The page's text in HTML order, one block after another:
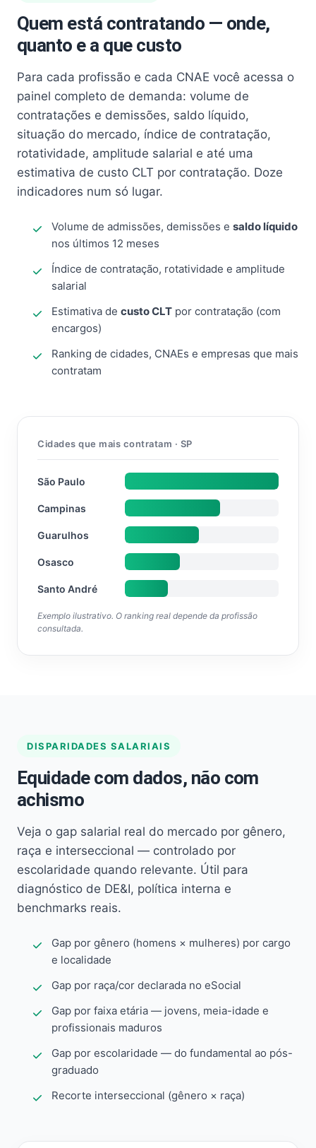
Quem está contratando — onde,
quanto e a que custo
Para cada profissão e cada CNAE você acessa o
painel completo de demanda: volume de
contratações e demissões, saldo líquido,
situação do mercado, índice de contratação,
rotatividade, amplitude salarial e até uma
estimativa de custo CLT por contratação. Doze
indicadores num só lugar.
Volume de admissões, demissões e saldo líquido
nos últimos 12 meses
Índice de contratação, rotatividade e amplitude
salarial
Estimativa de custo CLT por contratação (com
encargos)
Ranking de cidades, CNAEs e empresas que mais
contratam
Cidades que mais contratam · SP
São Paulo
Campinas
Guarulhos
Osasco
Santo André
Exemplo ilustrativo. O ranking real depende da profissão
consultada.
DISPARIDADES SALARIAIS
Equidade com dados, não com
achismo
Veja o gap salarial real do mercado por gênero,
raça e interseccional — controlado por
escolaridade quando relevante. Útil para
diagnóstico de DE&I, política interna e
benchmarks reais.
Gap por gênero (homens × mulheres) por cargo
e localidade
Gap por raça/cor declarada no eSocial
Gap por faixa etária — jovens, meia-idade e
profissionais maduros
Gap por escolaridade — do fundamental ao pós-
graduado
Recorte interseccional (gênero × raça)